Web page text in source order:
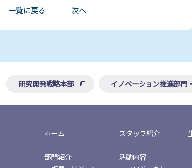
一覧に戻る 次へ
研究開発戦略本部 イノベーション推進部門
ホーム
部門紹介
スタッフ紹介
活動内容